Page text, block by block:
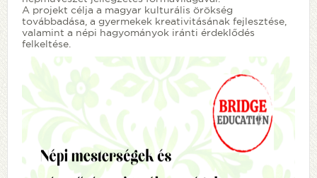
A projekt célja a magyar kulturális örökség
továbbadása, a gyermekek kreativitásának fejlesztése,
valamint a népi hagyományok iránti érdeklődés
felkeltése.